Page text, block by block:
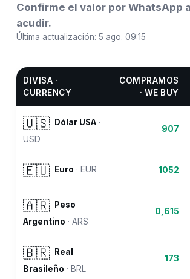
Confirme el valor por WhatsApp
acudir.
Última actualización: 5 ago. 09:15
DIVISA ·
CURRENCY
COMPRAMOS
· WE BUY
🇺🇸 Dólar USA ·
USD
907
🇪🇺 Euro · EUR 1052
🇦🇷
Peso
Argentino ·ARS
0,615
🇧🇷
Real
Brasileño · BRL
173